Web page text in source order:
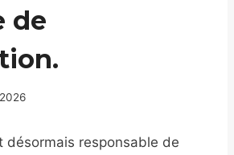
de
désormais responsable de